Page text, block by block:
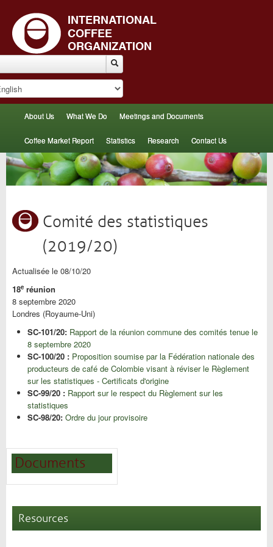
About Us What We Do Meetings and Documents
Coffee Market Report Statistics Research Contact Us
Comité des statistiques
(2019/20)
Actualisée le 08/10/20
18e réunion
8 septembre 2020
Londres (Royaume-Uni)
SC-101/20: Rapport de la réunion commune des comités tenue le
8 septembre 2020
SC-100/20 : Proposition soumise par la Fédération nationale des
producteurs de café de Colombie visant à réviser le Règlement
sur les statistiques - Certificats d'origine
SC-99/20 : Rapport sur le respect du Règlement sur les
statistiques
SC-98/20: Ordre du jour provisoire
Documents
Resources